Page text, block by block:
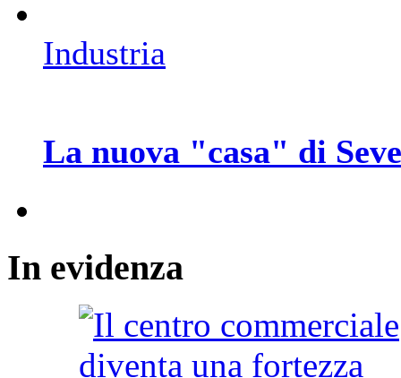
Industria
La nuova "casa" di
In evidenza